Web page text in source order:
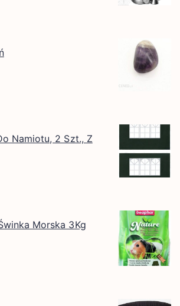
Namiotu, 2 Szt., Z
Morska 3Kg